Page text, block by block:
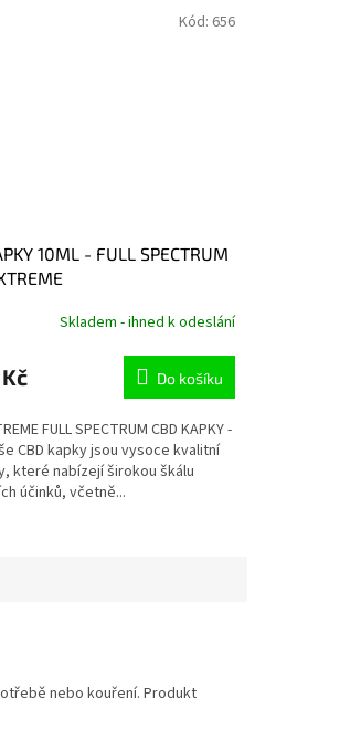
10ML - FULL SPECTRUM
Skladem - ihned k odeslání
Do košíku
FULL SPECTRUM CBD KAPKY -
CBD kapky jsou vysoce kvalitní
které nabízejí širokou škálu
účinků, včetně...
Kód: 656
nebo kouření. Produkt